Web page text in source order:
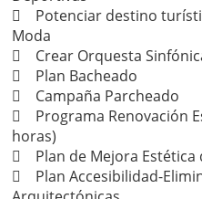
 Potenciar destino
Moda
 Crear Orquesta
 Plan Bacheado
 Campaña Parcheado
 Programa Renovación
horas)
 Plan de Mejora Estética
 Plan Accesibilidad-